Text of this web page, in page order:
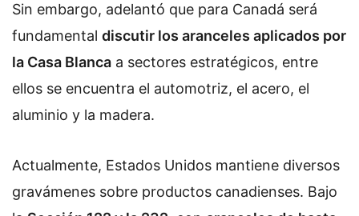
Sin embargo, adelantó que para Canadá será
fundamental discutir los aranceles aplicados por
la Casa Blanca a sectores estratégicos, entre
ellos se encuentra el automotriz, el acero, el
aluminio y la madera.
Actualmente, Estados Unidos mantiene diversos
gravámenes sobre productos canadienses. Bajo